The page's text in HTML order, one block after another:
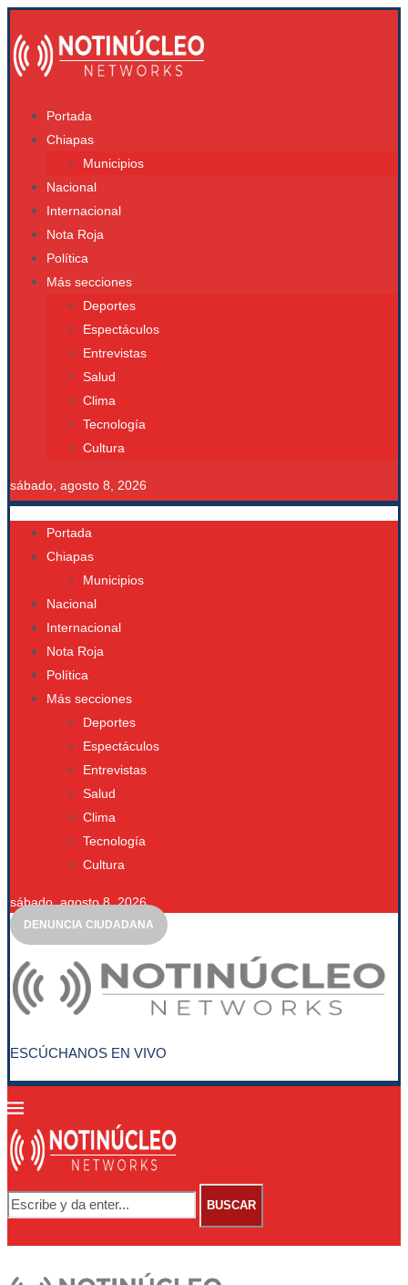
Portada
Chiapas
Municipios
Nacional
Internacional
Nota Roja
Política
Más secciones
Deportes
Espectáculos
Entrevistas
Salud
Clima
Tecnología
Cultura
sábado, agosto 8, 2026
Portada
Chiapas
Municipios
Nacional
Internacional
Nota Roja
Política
Más secciones
Deportes
Espectáculos
Entrevistas
Salud
Clima
Tecnología
Cultura
sábado, agosto 8, 2026
DENUNCIA CIUDADANA
ESCÚCHANOS EN VIVO
BUSCAR